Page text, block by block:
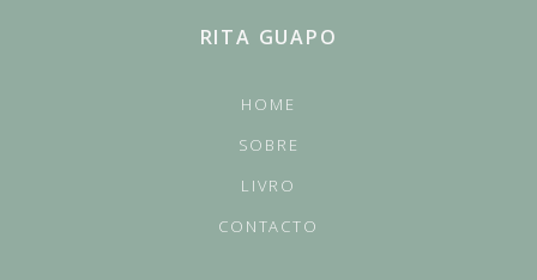
RITA GUAPO
HOME
SOBRE
LIVRO
CONTACTO